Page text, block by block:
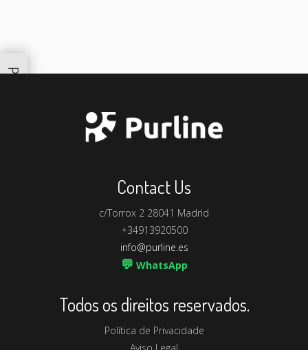
Contact Us
c/Torrox 2 28041 Madrid
+34913920500
info@purline.es
💬 WhatsApp
Todos os direitos reservados.
Política de Privacidade